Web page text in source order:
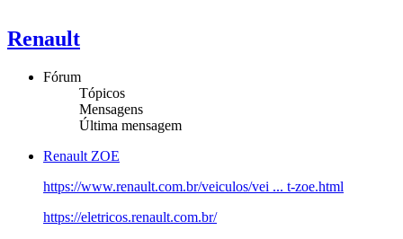
Renault
Fórum
Tópicos
Mensagens
Última mensagem
Renault ZOE
https://www.renault.com.br/veiculos/vei ... t-zoe.html
https://eletricos.renault.com.br/